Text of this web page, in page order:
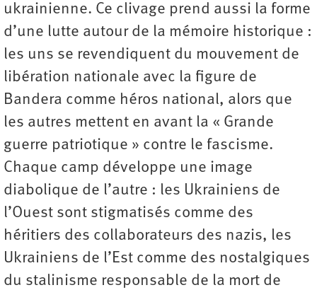
ukrainienne. Ce clivage prend aussi la forme
d’une lutte autour de la mémoire historique :
les uns se revendiquent du mouvement de
libération nationale avec la figure de
Bandera comme héros national, alors que
les autres mettent en avant la « Grande
guerre patriotique » contre le fascisme.
Chaque camp développe une image
diabolique de l’autre : les Ukrainiens de
l’Ouest sont stigmatisés comme des
héritiers des collaborateurs des nazis, les
Ukrainiens de l’Est comme des nostalgiques
du stalinisme responsable de la mort de